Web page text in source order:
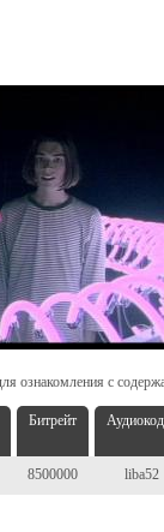
ознакомления с
Битрейт
8500000 liba52